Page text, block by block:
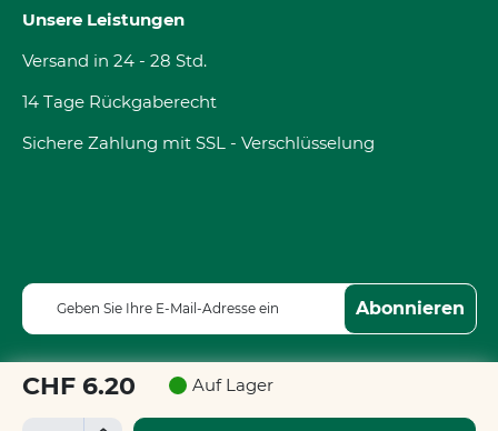
CHF 6.20 Auf Lager
Unsere Leistungen
Versand in 24 - 28 Std.
14 Tage Rückgaberecht
Sichere Zahlung mit SSL - Verschlüsselung
M
d
e
Abonnieren